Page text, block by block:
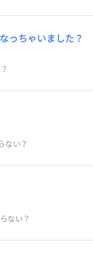
っちゃいました？
ない？
ない？